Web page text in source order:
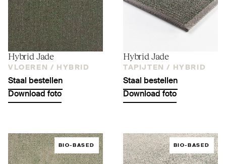
Hybrid Jade
VLOEREN / HYBRID
Staal bestellen
Download foto
Hybrid Jade
TAPIJTEN / HYBRID
Staal bestellen
Download foto
BIO-BASED BIO-BASED